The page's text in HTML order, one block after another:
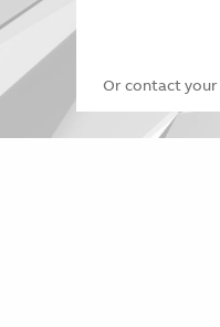
Or contact your